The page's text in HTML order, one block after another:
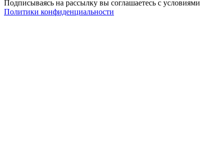
Подписываясь на рассылку вы соглашаетесь с условиями
Политики конфиденциальности